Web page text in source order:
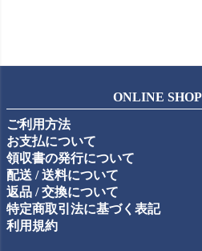
ONLINE
ご利用方法
お支払について
領収書の発行について
配送 / 送料について
返品 / 交換について
特定商取引法に基づく表記
利用規約